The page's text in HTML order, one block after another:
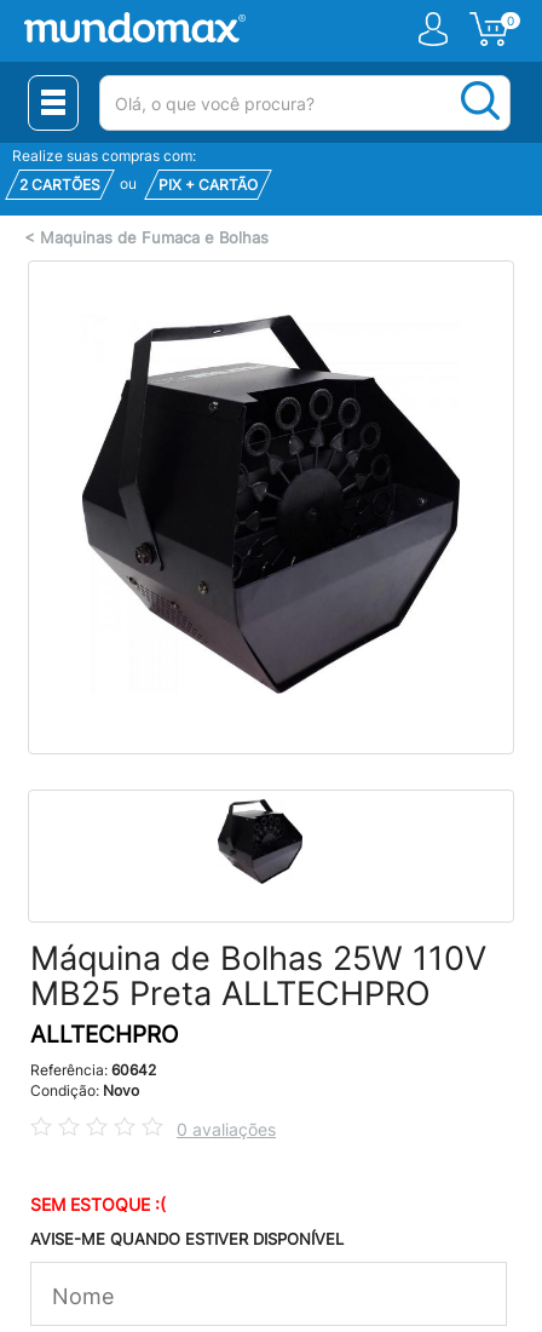
0
(pesquisar)
Realize suas compras com:
2 CARTÕES
ou PIX + CARTÃO
< Maquinas de Fumaca e Bolhas
Máquina de Bolhas 25W 110V
MB25 Preta ALLTECHPRO
ALLTECHPRO
Referência: 60642
Condição: Novo
0 avaliações
SEM ESTOQUE :(
AVISE-ME QUANDO ESTIVER DISPONÍVEL